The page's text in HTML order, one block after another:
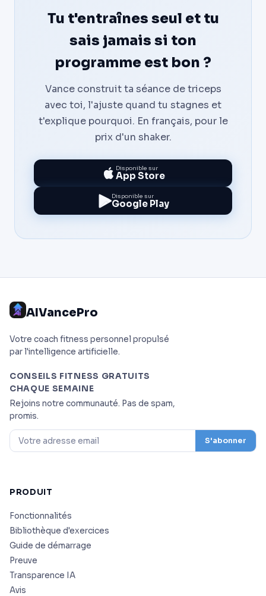
Tu t'entraînes seul et tu
sais jamais si ton
programme est bon ?
Vance construit ta séance de triceps
avec toi, l'ajuste quand tu stagnes et
t'explique pourquoi. En français, pour le
prix d'un shaker.
Disponible sur
App Store
Disponible sur
Google Play
AIVancePro
Votre coach fitness personnel propulsé
par l'intelligence artificielle.
CONSEILS FITNESS GRATUITS
CHAQUE SEMAINE
Rejoins notre communauté. Pas de spam,
promis.
S'abonner
PRODUIT
Fonctionnalités
Bibliothèque d'exercices
Guide de démarrage
Preuve
Transparence IA
Avis